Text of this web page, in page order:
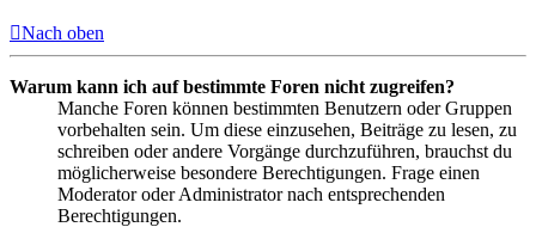
Nach oben
Warum kann ich auf bestimmte Foren nicht zugreifen?
Manche Foren können bestimmten Benutzern oder Gruppen
vorbehalten sein. Um diese einzusehen, Beiträge zu lesen, zu
schreiben oder andere Vorgänge durchzuführen, brauchst du
möglicherweise besondere Berechtigungen. Frage einen
Moderator oder Administrator nach entsprechenden
Berechtigungen.